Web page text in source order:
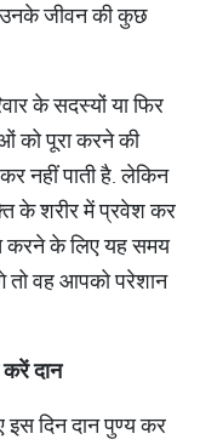
उनके जीवन की कुछ
के सदस्यों या फिर
को पूरा करने की
नहीं पाती है. लेकिन
के शरीर में प्रवेश कर
करने के लिए यह समय
तो वह आपको परेशान
करेंदान
दिन दान पुण्य कर